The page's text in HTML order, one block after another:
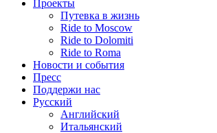
Проекты
Путевка в жизнь
Ride to Moscow
Ride to Dolomiti
Ride to Roma
Новости и события
Пресс
Поддержи нас
Русский
Английский
Итальянский